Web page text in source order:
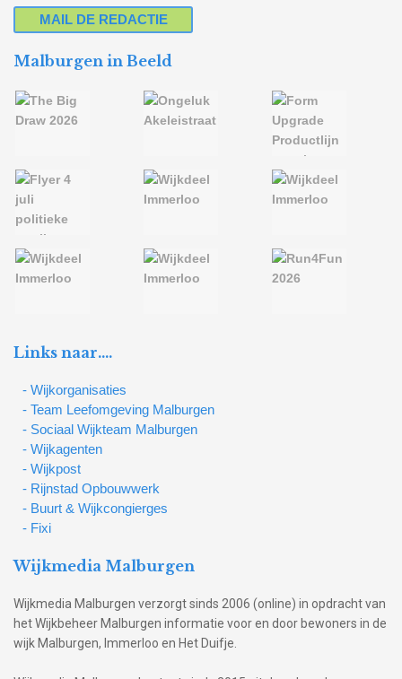
MAIL DE REDACTIE
Malburgen in Beeld
Links naar….
- Wijkorganisaties
- Team Leefomgeving Malburgen
- Sociaal Wijkteam Malburgen
- Wijkagenten
- Wijkpost
- Rijnstad Opbouwwerk
- Buurt & Wijkcongierges
- Fixi
Wijkmedia Malburgen
Wijkmedia Malburgen verzorgt sinds 2006 (online) in opdracht van
het Wijkbeheer Malburgen informatie voor en door bewoners in de
wijk Malburgen, Immerloo en Het Duifje.